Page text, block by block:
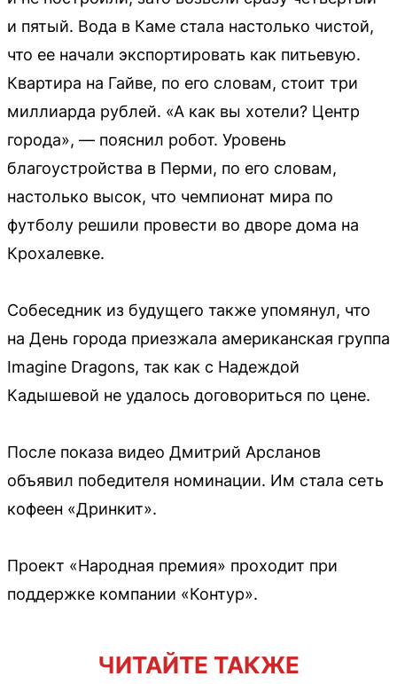
и пятый. Вода в Каме стала настолько чистой,
что ее начали экспортировать как питьевую.
Квартира на Гайве, по его словам, стоит три
миллиарда рублей. «А как вы хотели? Центр
города», — пояснил робот. Уровень
благоустройства в Перми, по его словам,
настолько высок, что чемпионат мира по
футболу решили провести во дворе дома на
Крохалевке.
Собеседник из будущего также упомянул, что
на День города приезжала американская группа
Imagine Dragons, так как с Надеждой
Кадышевой не удалось договориться по цене.
После показа видео Дмитрий Арсланов
объявил победителя номинации. Им стала сеть
кофеен «Дринкит».
Проект «Народная премия» проходит при
поддержке компании «Контур».
ЧИТАЙТЕ ТАКЖЕ